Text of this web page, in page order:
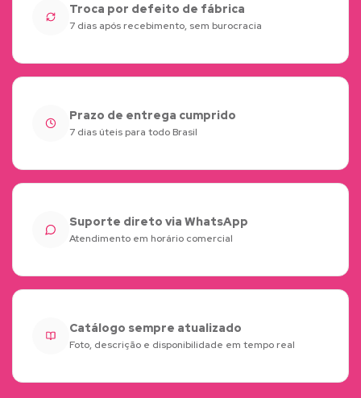
Troca por defeito de fábrica
7 dias após recebimento, sem burocracia
Prazo de entrega cumprido
7 dias úteis para todo Brasil
Suporte direto via WhatsApp
Atendimento em horário comercial
Catálogo sempre atualizado
Foto, descrição e disponibilidade em tempo real